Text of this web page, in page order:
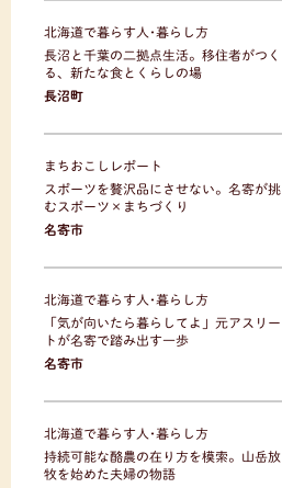
北海道で暮らす人･暮らし方
長沼と千葉の二拠点生活。移住者がつく
る、新たな食とくらしの場
長沼町
まちおこしレポート
スポーツを贅沢品にさせない。名寄が挑
むスポーツ×まちづくり
名寄市
北海道で暮らす人･暮らし方
「気が向いたら暮らしてよ」元アスリー
トが名寄で踏み出す一歩
名寄市
北海道で暮らす人･暮らし方
持続可能な酪農の在り方を模索。山岳放
牧を始めた夫婦の物語